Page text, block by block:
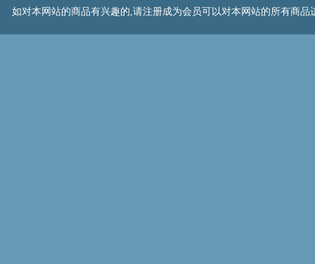
如对本网站的商品有兴趣的,请注册成为会员可以对本网站的所有商